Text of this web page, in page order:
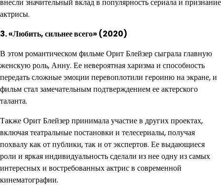
внесли значительный вклад в популярность сериала и признание
актрисы.
3. «Любить, сильнее всего» (2020)
В этом романтическом фильме Орит Блейзер сыграла главную
женскую роль, Анну. Ее невероятная харизма и способность
передать сложные эмоции перевоплотили героиню на экране, и
фильм стал замечательным подтверждением ее актерского
таланта.
Также Орит Блейзер принимала участие в других проектах,
включая театральные постановки и телесериалы, получая
похвалу как от публики, так и от экспертов. Ее выдающиеся
роли и яркая индивидуальность сделали из нее одну из самых
интересных и востребованных актрис в современной
кинематографии.